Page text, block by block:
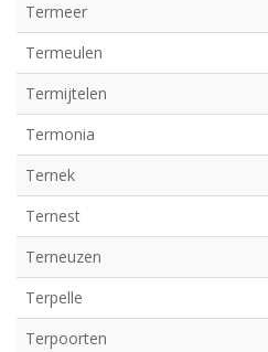
Termeer
Termeulen
Termijtelen
Termonia
Ternek
Ternest
Terneuzen
Terpelle
Terpoorten